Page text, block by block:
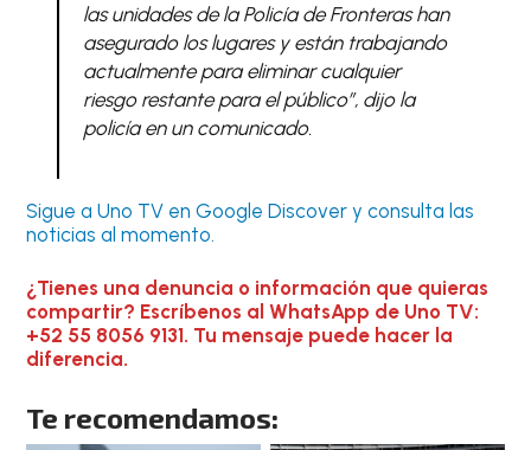
las unidades de la Policía de Fronteras han
asegurado los lugares y están trabajando
actualmente para eliminar cualquier
riesgo restante para el público”, dijo la
policía en un comunicado.
Sigue a Uno TV en Google Discover y consulta las
noticias al momento.
¿Tienes una denuncia o información que quieras
compartir? Escríbenos al WhatsApp de Uno TV:
+52 55 8056 9131. Tu mensaje puede hacer la
diferencia.
Te recomendamos: